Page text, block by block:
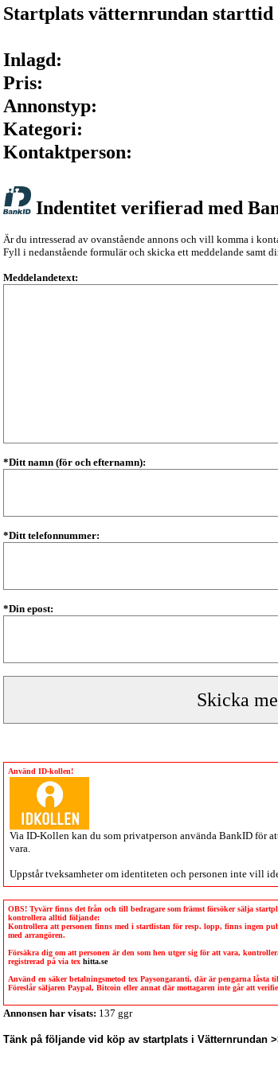
Startplats vätternrundan starttid
Inlagd:
Pris:
Annonstyp:
Kategori:
Kontaktperson:
Indentitet verifierad med
Är du intresserad av ovanstående annons och vill komma i
Fyll i nedanstående formulär och skicka ett meddelande samt
Meddelandetext:
*Ditt namn (för och efternamn):
*Ditt telefonnummer:
*Din epost:
Använd ID-kollen!
Via ID-Kollen kan du som privatperson använda BankID för
vara.
Uppstår tveksamheter om identiteten och personen inte vill
OBS! Tyvärr finns det från och till bedragare som främst försöker sälja
kontrollera alltid följande:
Kontrollera att personen finns med i startlistan för resp. lopp, finns ingen
med arrangören.
Försäkra dig om att personen är den som hen utger sig för att vara,
registrerad på via tex hitta.se
Använd en säker betalningsmetod tex Paysongaranti, där är pengarna låsta
Föreslår säljaren Paypal, Bitcoin eller annat där mottagaren inte går att
Annonsen har visats: 137 ggr
Tänk på följande vid köp av startplats i Vätternrundan